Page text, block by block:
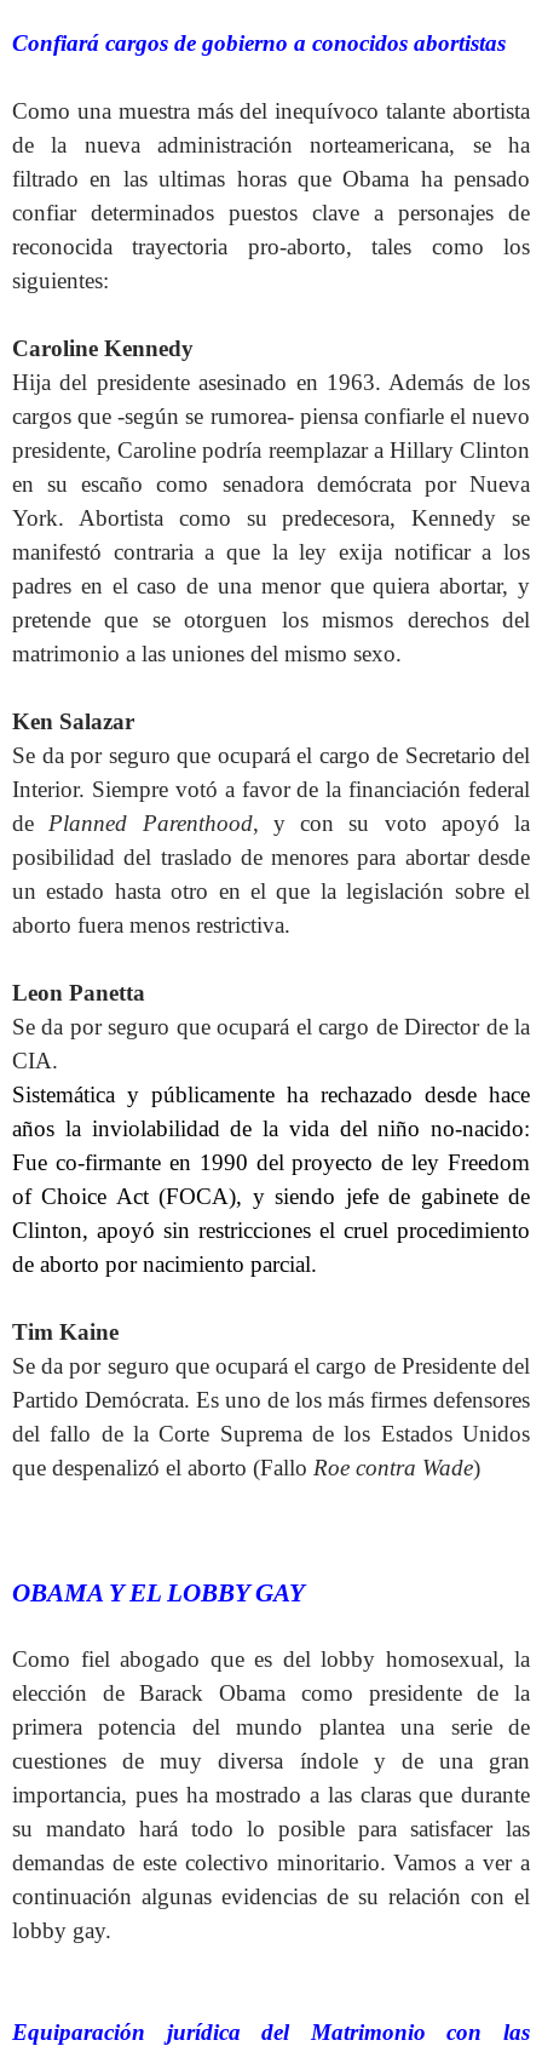
Confiará cargos de gobierno a conocidos abortistas
Como una muestra más del inequívoco talante abortista
de la nueva administración norteamericana, se ha
filtrado en las ultimas horas que Obama ha pensado
confiar determinados puestos clave a personajes de
reconocida trayectoria pro-aborto, tales como los
siguientes:
Caroline Kennedy
Hija del presidente asesinado en 1963. Además de los
cargos que -según se rumorea- piensa confiarle el nuevo
presidente, Caroline podría reemplazar a Hillary Clinton
en su escaño como senadora demócrata por Nueva
York. Abortista como su predecesora, Kennedy se
manifestó contraria a que la ley exija notificar a los
padres en el caso de una menor que quiera abortar, y
pretende que se otorguen los mismos derechos del
matrimonio a las uniones del mismo sexo.
Ken Salazar
Se da por seguro que ocupará el cargo de Secretario del
Interior. Siempre votó a favor de la financiación federal
de Planned Parenthood, y con su voto apoyó la
posibilidad del traslado de menores para abortar desde
un estado hasta otro en el que la legislación sobre el
aborto fuera menos restrictiva.
Leon Panetta
Se da por seguro que ocupará el cargo de Director de la
CIA.
Sistemática y públicamente ha rechazado desde hace
años la inviolabilidad de la vida del niño no-nacido:
Fue co-firmante en 1990 del proyecto de ley Freedom
of Choice Act (FOCA), y siendo jefe de gabinete de
Clinton, apoyó sin restricciones el cruel procedimiento
de aborto por nacimiento parcial.
Tim Kaine
Se da por seguro que ocupará el cargo de Presidente del
Partido Demócrata. Es uno de los más firmes defensores
del fallo de la Corte Suprema de los Estados Unidos
que despenalizó el aborto (Fallo Roe contra Wade)
OBAMA Y EL LOBBY GAY
Como fiel abogado que es del lobby homosexual, la
elección de Barack Obama como presidente de la
primera potencia del mundo plantea una serie de
cuestiones de muy diversa índole y de una gran
importancia, pues ha mostrado a las claras que durante
su mandato hará todo lo posible para satisfacer las
demandas de este colectivo minoritario. Vamos a ver a
continuación algunas evidencias de su relación con el
lobby gay.
Equiparación jurídica del Matrimonio con las